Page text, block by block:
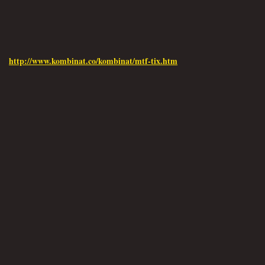
http://www.kombinat.co/kombinat/mtf-tix.htm